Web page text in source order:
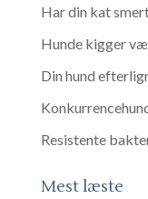
Har din kat
Hunde kigger
Din hund
Resistente
Mest læste